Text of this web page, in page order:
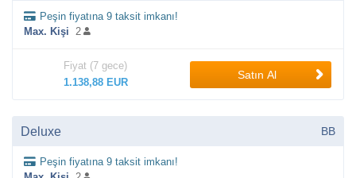
Peşin fiyatına 9 taksit imkanı!
Max. Kişi 2
Fiyat (7 gece)
1.138,88 EUR
Satın Al
Deluxe BB
Peşin fiyatına 9 taksit imkanı!